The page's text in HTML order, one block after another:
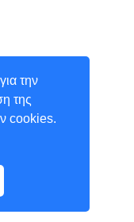
την
της
cookies.